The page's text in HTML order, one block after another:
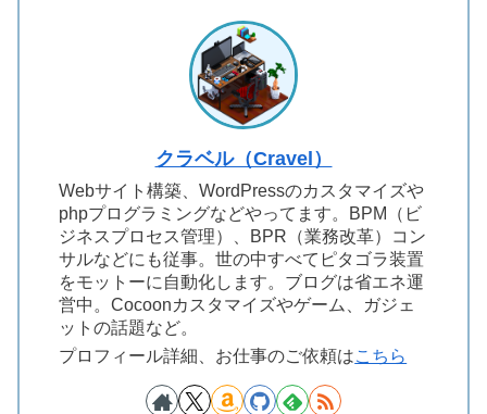
クラベル（Cravel）
Webサイト構築、WordPressのカスタマイズや
phpプログラミングなどやってます。BPM（ビ
ジネスプロセス管理）、BPR（業務改革）コン
サルなどにも従事。世の中すべてピタゴラ装置
をモットーに自動化します。ブログは省エネ運
営中。Cocoonカスタマイズやゲーム、ガジェ
ットの話題など。
プロフィール詳細、お仕事のご依頼はこちら